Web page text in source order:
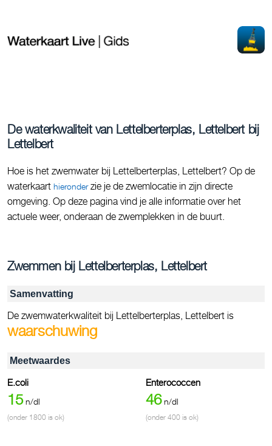
De waterkwaliteit van Lettelberterplas, Lettelbert bij
Lettelbert
Hoe is het zwemwater bij Lettelberterplas, Lettelbert? Op de
waterkaart hieronderzie je de zwemlocatie in zijn directe
omgeving. Op deze pagina vind je alle informatie over het
actuele weer, onderaan de zwemplekken in de buurt.
Zwemmen bij Lettelberterplas, Lettelbert
Samenvatting
De zwemwaterkwaliteit bij Lettelberterplas, Lettelbert is
waarschuwing
Meetwaardes
E.coli
15 n/dl
(onder 1800 is ok)
Enterococcen
46 n/dl
(onder 400 is ok)